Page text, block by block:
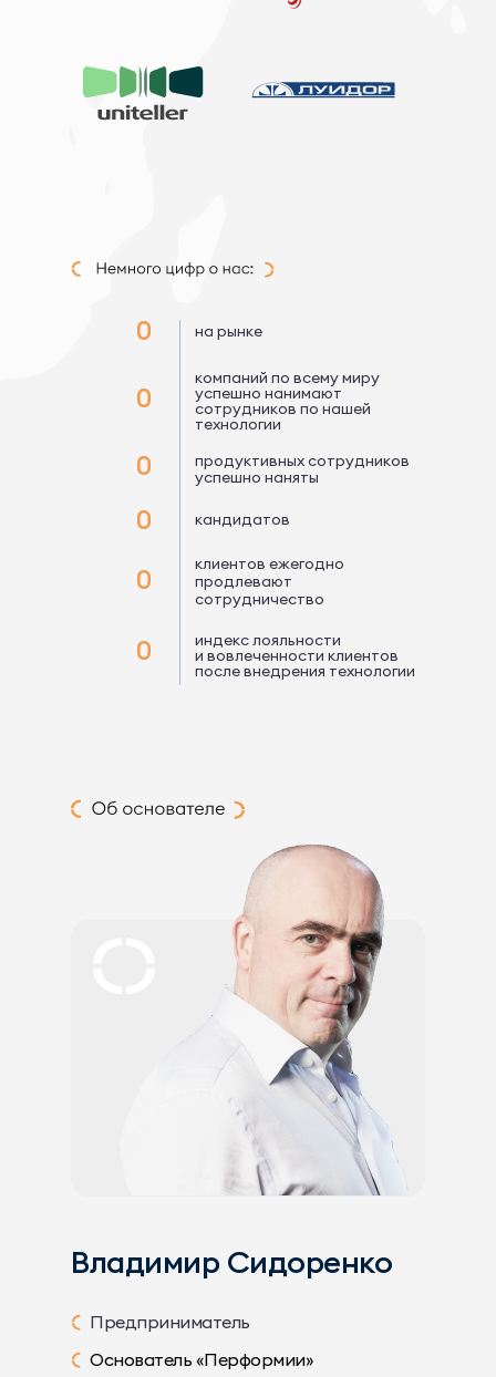
0
продуктивных сотрудников
успешно наняты
0 на рынке
кандидатов
0
0
компаний по всему миру
успешно нанимают
сотрудников по нашей
технологии
0 индекс лояльности
и вовлеченности клиентов
после внедрения технологии
0
клиентов ежегодно
продлевают
сотрудничество
Владимир Сидоренко
Предприниматель
Основатель «Перформии»